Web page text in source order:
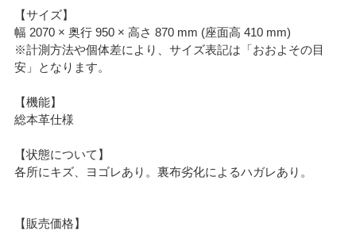
【サイズ】
幅 2070 × 奥行 950 × 高さ 870 mm (座面高 410 mm)
※計測方法や個体差により、サイズ表記は「おおよその目
安」となります。
【機能】
総本革仕様
【状態について】
各所にキズ、ヨゴレあり。裏布劣化によるハガレあり。
【販売価格】